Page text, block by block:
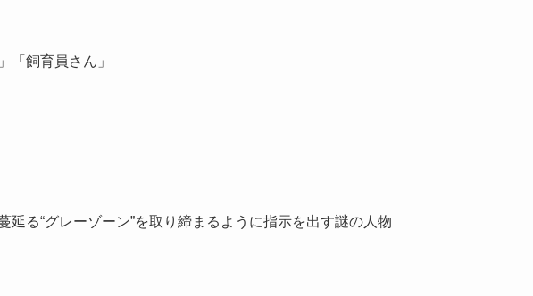
「飼育員さん」
延る“グレーゾーン”を取り締まるように指示を出す謎の人物